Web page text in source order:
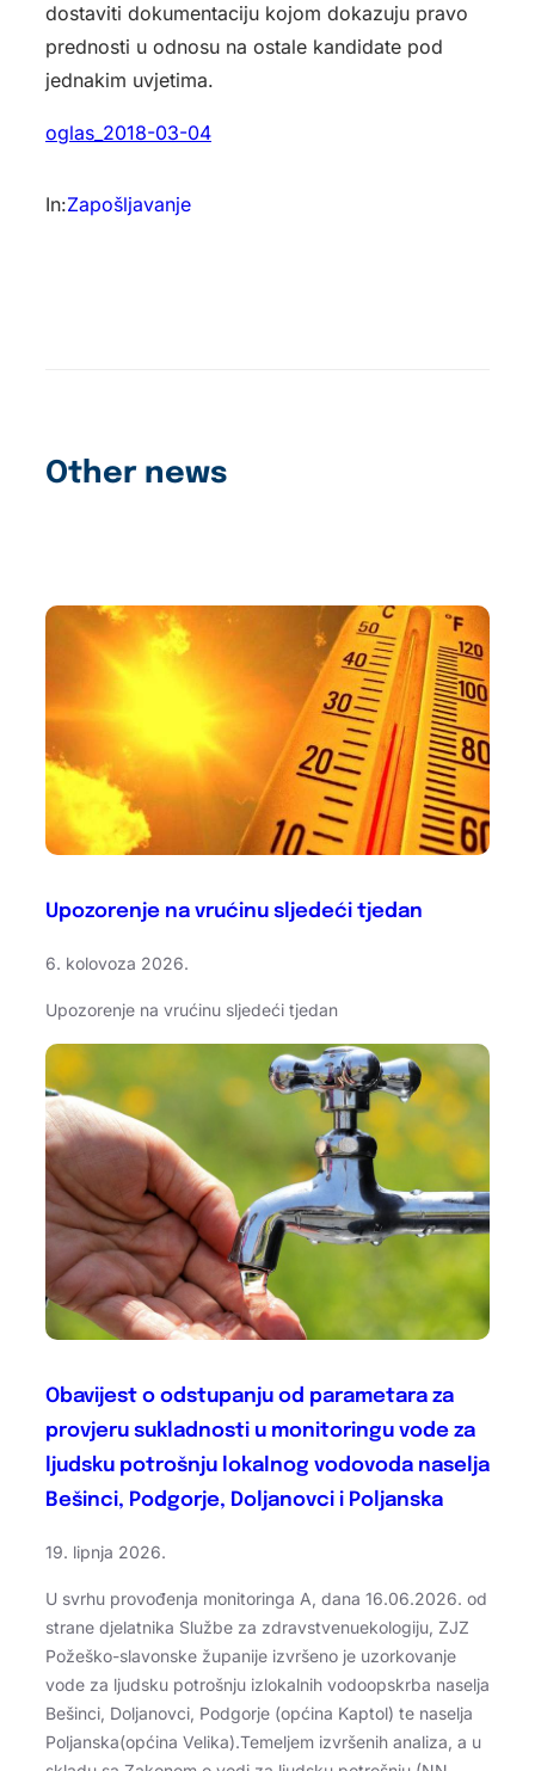
dostaviti dokumentaciju kojom dokazuju pravo
prednosti u odnosu na ostale kandidate pod
jednakim uvjetima.
oglas_2018-03-04
In:Zapošljavanje
Other news
Upozorenje na vrućinu sljedeći tjedan
6. kolovoza 2026.
Upozorenje na vrućinu sljedeći tjedan
Obavijest o odstupanju od parametara za
provjeru sukladnosti u monitoringu vode za
ljudsku potrošnju lokalnog vodovoda naselja
Bešinci, Podgorje, Doljanovci i Poljanska
19. lipnja 2026.
U svrhu provođenja monitoringa A, dana 16.06.2026. od
strane djelatnika Službe za zdravstvenuekologiju, ZJZ
Požeško-slavonske županije izvršeno je uzorkovanje
vode za ljudsku potrošnju izlokalnih vodoopskrba naselja
Bešinci, Doljanovci, Podgorje (općina Kaptol) te naselja
Poljanska(općina Velika).Temeljem izvršenih analiza, a u